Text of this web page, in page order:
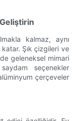
kalmaz, aynı
Şık çizgileri ve
geleneksel mimari
seçenekler
çerçeveler